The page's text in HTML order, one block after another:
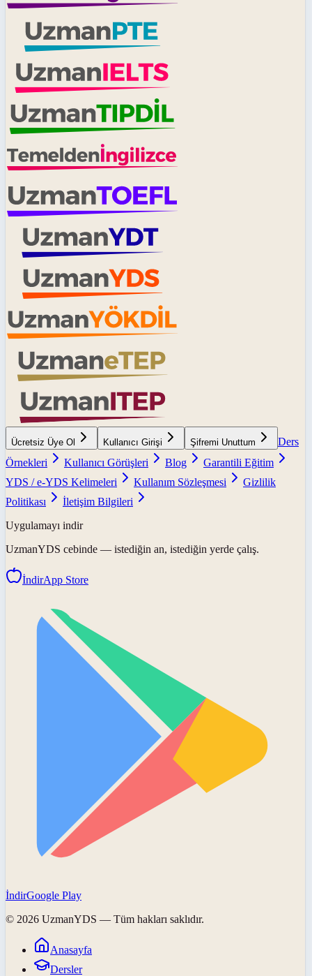
Ücretsiz Üye Ol Kullanıcı Girişi Şifremi Unuttum
Ders
Örnekleri
Kullanıcı Görüşleri Blog
Garantili Eğitim
YDS / e-YDS Kelimeleri
Kullanım Sözleşmesi
Gizlilik
Politikası
İletişim Bilgileri
Uygulamayı indir
UzmanYDS cebinde — istediğin an, istediğin yerde çalış.
İndirApp Store
İndirGoogle Play
© 2026 UzmanYDS — Tüm hakları saklıdır.
Anasayfa
Dersler